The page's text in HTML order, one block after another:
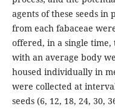
agents of these seeds in
from each fabaceae
offered, in a single time,
with an average body
housed individually in
were collected at
seeds (6, 12, 18, 24, 30,